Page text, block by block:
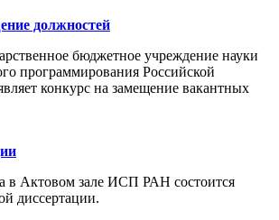
должностей
бюджетное учреждение науки
программирования Российской
конкурс на замещение вакантных
в Актовом зале ИСП РАН состоится
диссертации.